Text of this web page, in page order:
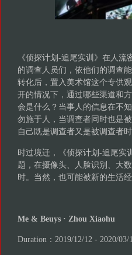
《侦探计划-追尾实训》在人
的调查人员们，依他们的调查
转化后，置入美术馆这个专供
开的情况下，通过哪些渠道和
会是什么？当事人的信息在不
勿施于人，当调查者同时也是
自己既是调查者又是被调查者
时过境迁，《侦探计划-追尾实
题，在摄像头、人脸识别、大
时。当然，也可能被新的生活
Me & Beuys · Zhou Xiaohu
Duration：2019/12/12 - 2020/03/